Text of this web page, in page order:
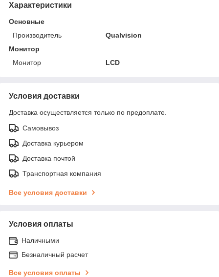
Характеристики
Основные
Производитель
Qualvision
Монитор
Монитор
LCD
Условия доставки
Доставка осуществляется только по предоплате.
Самовывоз
Доставка курьером
Доставка почтой
Транспортная компания
Все условия доставки
Условия оплаты
Наличными
Безналичный расчет
Все условия оплаты